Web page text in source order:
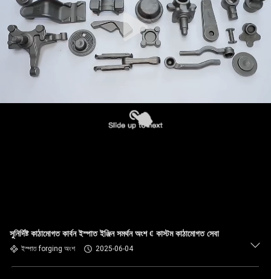
সুনির্দিষ্ট কাঠামোগত কার্বন ইস্পাত ইঞ্জিন সমর্থন অংশ ¢ কাস্টম কাঠামোগত সেবা
ইস্পাত forging অংশ 2025-06-04